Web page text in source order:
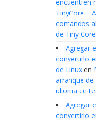
encuentren
TinyCore –
comandos
de Tiny
Agregar
convertirlo
de Linux en
arranque de
idioma de
Agregar
convertirlo